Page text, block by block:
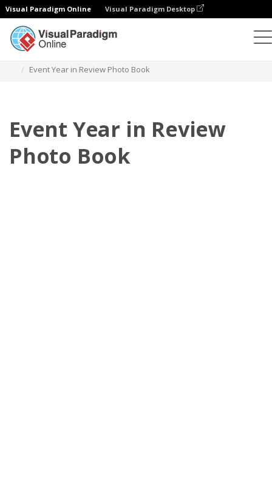
Visual Paradigm Online Visual Paradigm Desktop
Event Year in Review Photo Book
Event Year in Review
Photo Book